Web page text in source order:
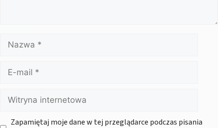
Nazwa
mail
Witryna
internetowa
Zapamiętaj moje dane w tej przeglądarce podczas pisania